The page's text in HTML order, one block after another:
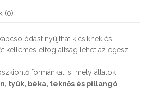
(0)
nyújthat kicsiknek és
kellemes elfoglaltság lehet az egész
formánkat is, mely állatok
tyúk, béka, teknős és pillangó